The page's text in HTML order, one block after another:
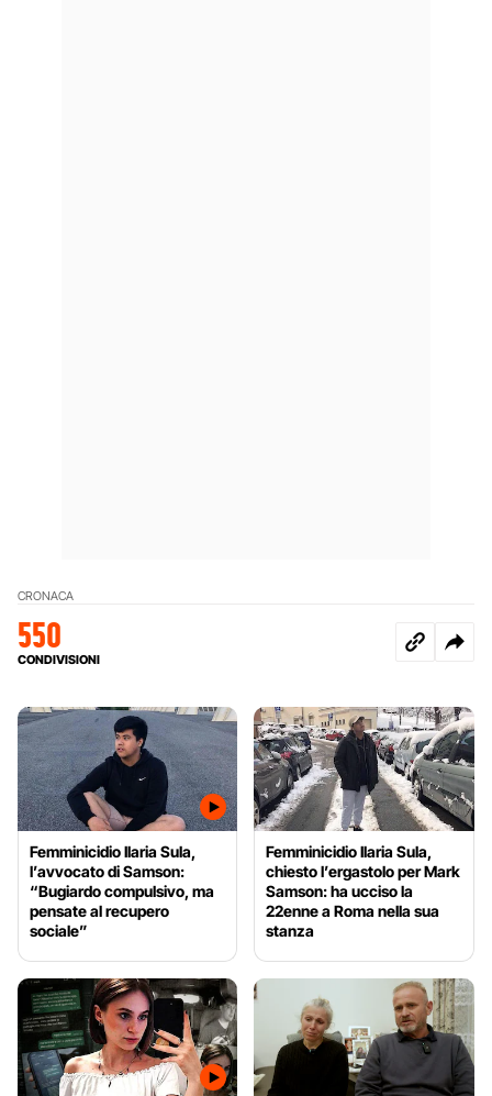
CRONACA
550
CONDIVISIONI
Femminicidio Ilaria Sula,
l’avvocato di Samson:
“Bugiardo compulsivo, ma
pensate al recupero
sociale”
Femminicidio Ilaria Sula,
chiesto l’ergastolo per Mark
Samson: ha ucciso la
22enne a Roma nella sua
stanza